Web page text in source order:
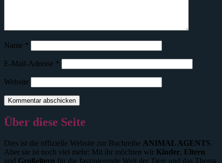
Name *
E-Mail-Adresse *
Website
Über diese Seite
Dies ist die offizielle Website zur Buchreihe ANIMAL AGENTS.
Aber sie ist noch viel mehr: Mit ihr möchten wir Kinder, Eltern
und Großeltern für die faszinierende Welt der Tiere und das Thema